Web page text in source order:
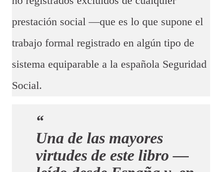
prestación social —que es lo que supone el
trabajo formal registrado en algún tipo de
sistema equiparable a la española Seguridad
Social.
Una de las mayores
virtudes de este libro —